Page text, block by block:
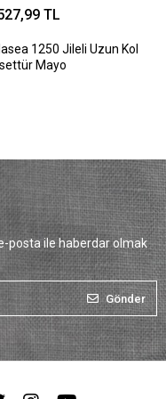
TL
1250 Jileli Uzun Kol
Mayo
posta ile haberdar olmak
Gönder